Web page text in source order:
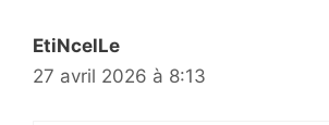
EtiNcelLe
27 avril 2026 à 8:13